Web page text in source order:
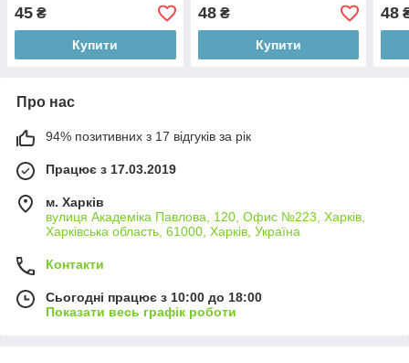
45 ₴
Купити
48₴
Купити
48
Про нас
94% позитивних з 17 відгуків за рік
Працює з 17.03.2019
м. Харків
вулиця Академіка Павлова, 120, Офис №223, Харків,
Харківська область, 61000, Харків, Україна
Контакти
Сьогодні працює з 10:00 до 18:00
Показати весь графік роботи